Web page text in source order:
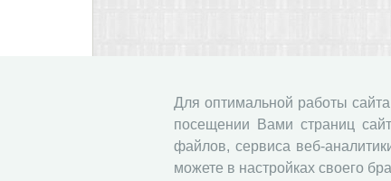
Для оптимальной работы
посещении Вами страниц
файлов, сервиса веб-
можете в настройках своего